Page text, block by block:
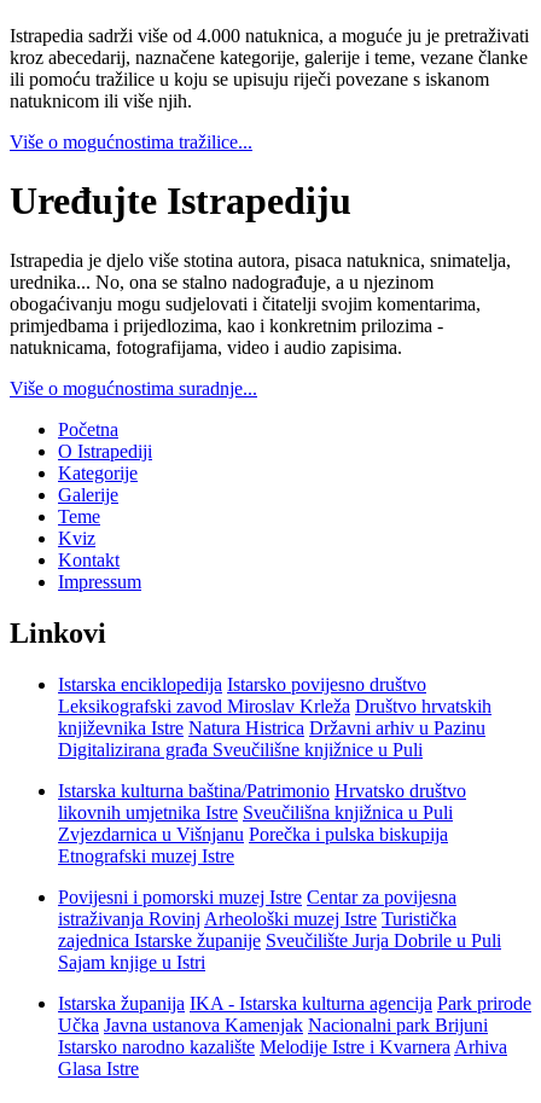
Istrapedia sadrži više od 4.000 natuknica, a moguće ju je pretraživati
kroz abecedarij, naznačene kategorije, galerije i teme, vezane članke
ili pomoću tražilice u koju se upisuju riječi povezane s iskanom
natuknicom ili više njih.
Više o mogućnostima tražilice...
Uređujte Istrapediju
Istrapedia je djelo više stotina autora, pisaca natuknica, snimatelja,
urednika... No, ona se stalno nadograđuje, a u njezinom
obogaćivanju mogu sudjelovati i čitatelji svojim komentarima,
primjedbama i prijedlozima, kao i konkretnim prilozima -
natuknicama, fotografijama, video i audio zapisima.
Više o mogućnostima suradnje...
Početna
O Istrapediji
Kategorije
Galerije
Teme
Kviz
Kontakt
Impressum
Linkovi
Istarska enciklopedija Istarsko povijesno društvo
Leksikografski zavod Miroslav Krleža Društvo hrvatskih
književnika Istre Natura Histrica Državni arhiv u Pazinu
Digitalizirana građa Sveučilišne knjižnice u Puli
Istarska kulturna baština/Patrimonio Hrvatsko društvo
likovnih umjetnika Istre Sveučilišna knjižnica u Puli
Zvjezdarnica u Višnjanu Porečka i pulska biskupija
Etnografski muzej Istre
Povijesni i pomorski muzej Istre Centar za povijesna
istraživanja Rovinj Arheološki muzej Istre Turistička
zajednica Istarske županije Sveučilište Jurja Dobrile u Puli
Sajam knjige u Istri
Istarska županija IKA - Istarska kulturna agencija Park prirode
Učka Javna ustanova Kamenjak Nacionalni park Brijuni
Istarsko narodno kazalište Melodije Istre i Kvarnera Arhiva
Glasa Istre